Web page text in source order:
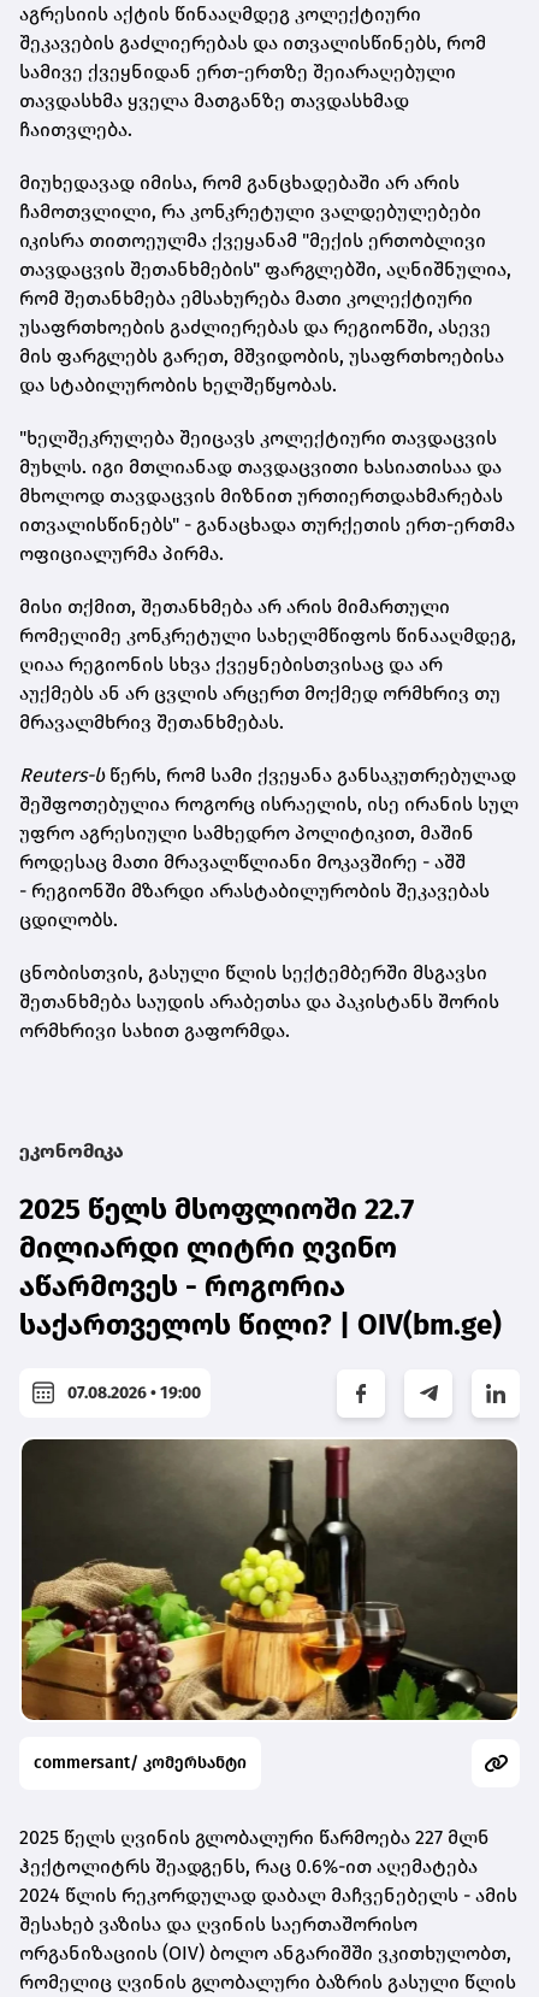
აგრესიის აქტის წინააღმდეგ კოლექტიური
შეკავების გაძლიერებას და ითვალისწინებს, რომ
სამივე ქვეყნიდან ერთ-ერთზე შეიარაღებული
თავდასხმა ყველა მათგანზე თავდასხმად
ჩაითვლება.
მიუხედავად იმისა, რომ განცხადებაში არ არის
ჩამოთვლილი, რა კონკრეტული ვალდებულებები
იკისრა თითოეულმა ქვეყანამ "მექის ერთობლივი
თავდაცვის შეთანხმების" ფარგლებში, აღნიშნულია,
რომ შეთანხმება ემსახურება მათი კოლექტიური
უსაფრთხოების გაძლიერებას და რეგიონში, ასევე
მის ფარგლებს გარეთ, მშვიდობის, უსაფრთხოებისა
და სტაბილურობის ხელშეწყობას.
"ხელშეკრულება შეიცავს კოლექტიური თავდაცვის
მუხლს. იგი მთლიანად თავდაცვითი ხასიათისაა და
მხოლოდ თავდაცვის მიზნით ურთიერთდახმარებას
ითვალისწინებს" - განაცხადა თურქეთის ერთ-ერთმა
ოფიციალურმა პირმა.
მისი თქმით, შეთანხმება არ არის მიმართული
რომელიმე კონკრეტული სახელმწიფოს წინააღმდეგ,
ღიაა რეგიონის სხვა ქვეყნებისთვისაც და არ
აუქმებს ან არ ცვლის არცერთ მოქმედ ორმხრივ თუ
მრავალმხრივ შეთანხმებას.
Reuters-სწერს, რომ სამი ქვეყანა განსაკუთრებულად
შეშფოთებულია როგორც ისრაელის, ისე ირანის სულ
უფრო აგრესიული სამხედრო პოლიტიკით, მაშინ
როდესაც მათი მრავალწლიანი მოკავშირე - აშშ
- რეგიონში მზარდი არასტაბილურობის შეკავებას
ცდილობს.
ცნობისთვის, გასული წლის სექტემბერში მსგავსი
შეთანხმება საუდის არაბეთსა და პაკისტანს შორის
ორმხრივი სახით გაფორმდა.
ეკონომიკა
2025 წელს მსოფლიოში 22.7
მილიარდი ლიტრი ღვინო
აწარმოვეს - როგორია
საქართველოს წილი? | OIV(bm.ge)
07.08.2026 • 19:00
commersant/ კომერსანტი
2025 წელს ღვინის გლობალური წარმოება 227 მლნ
ჰექტოლიტრს შეადგენს, რაც 0.6%-ით აღემატება
2024 წლის რეკორდულად დაბალ მაჩვენებელს - ამის
შესახებ ვაზისა და ღვინის საერთაშორისო
ორგანიზაციის (OIV) ბოლო ანგარიშში ვკითხულობთ,
რომელიც ღვინის გლობალური ბაზრის გასული წლის